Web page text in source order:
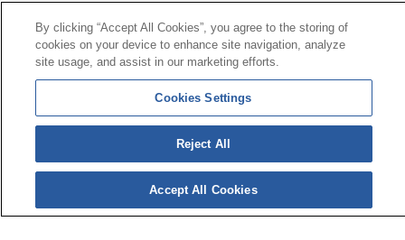
Kontaktua| kontratatzailearen Profila|Erreklamazioak
berezien Batzordea|Toki Pribatu Hornitzailea Sanitarioa
© 2026ko Universal Mutua| Gunearen mapa
abisua | Datu-babesaren Politika| cookieen Politika
Jarraitu bertan:
By clicking “Accept All Cookies”, you agree to the storing of
cookies on your device to enhance site navigation, analyze
site usage, and assist in our marketing efforts.
Cookies Settings
Reject All
Accept All Cookies